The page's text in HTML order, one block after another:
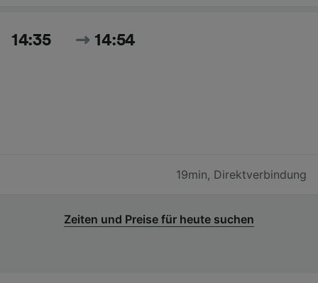
14:35 14:54
19min, Direktverbindung
Zeiten und Preise für heute suchen